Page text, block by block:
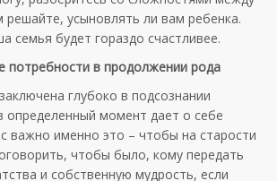
усыновлять ли вам ребенка.
семья будет гораздо счастливее.
потребности в продолжении рода
глубоко в подсознании
определенный момент дает о себе
важно именно это – чтобы на старости
чтобы было, кому передать
и собственную мудрость, если